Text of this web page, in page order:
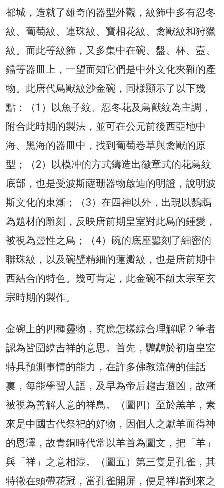
都城，造就了雄奇的器型外觀，紋飾中多有忍冬
紋、葡萄紋、連珠紋、寶相花紋、禽獸紋和狩獵
紋。而此等紋飾，又多集中在碗、盤、杯、壼、
鐺等器皿上，一望而知它們是中外文化夾雜的產
物。此唐代鳥獸紋沙金碗，同様顯示了以下幾
點：（1）以魚子紋、忍冬花及鳥獸紋為主調，
附合此時期的製法，並可在公元前後西亞地中
海、黑海的器皿中，找到葡萄卷草與禽獸的原
型；（2）以模冲的方式鑄造出徽章式的花鳥紋
底部，也是受波斯薩珊器物啟迪的明證，說明波
斯文化的東漸；（3）在四神以外，出現以鸚鵡
為題材的雕刻，反映唐前期皇室對此鳥的鍾愛，
被視為靈性之鳥；（4）碗的底座鏨刻了細密的
聯珠紋，以及碗壁精細的蓮瓣紋，也是唐前期中
西結合的特色。幾可肯定，此金碗不離太宗至玄
宗時期的製作。
金碗上的四種靈物，究應怎樣綜合理解呢？筆者
認為皆圍繞吉祥的意思。首先，鸚鵡於初唐皇室
特具預測事情的能力，在許多佛教流傳的佳話
裏，每能學習人語，及早為帝后趨吉避凶，故漸
被視為善解人意的祥鳥。（圖四）至於羔羊，素
來是中國古代祭祀的好物，因個人之獻羊而得神
的恩澤，故青銅時代常以羊首為圖文，把「羊」
與「祥」之意相混。（圖五）第三隻是孔雀，其
特徵在頭帶花冠，當孔雀開屏，便是祥瑞到來之